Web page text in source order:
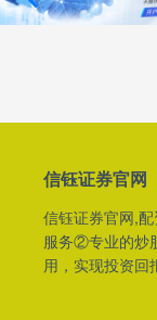
信钰证券官网
信钰证券官网,
服务②专业的炒
用，实现投资回